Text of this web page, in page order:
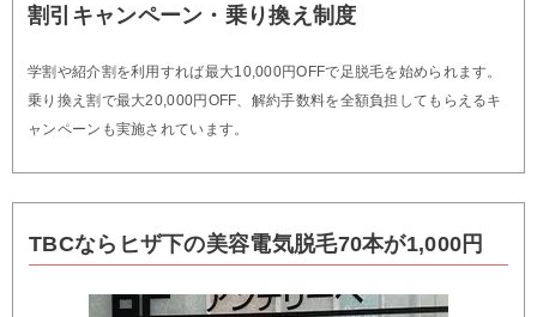
割引キャンペーン・乗り換え制度
学割や紹介割を利用すれば最大10,000円OFFで足脱毛を始められます。
乗り換え割で最大20,000円OFF、解約手数料を全額負担してもらえるキ
ャンペーンも実施されています。
TBCならヒザ下の美容電気脱毛70本が1,000円